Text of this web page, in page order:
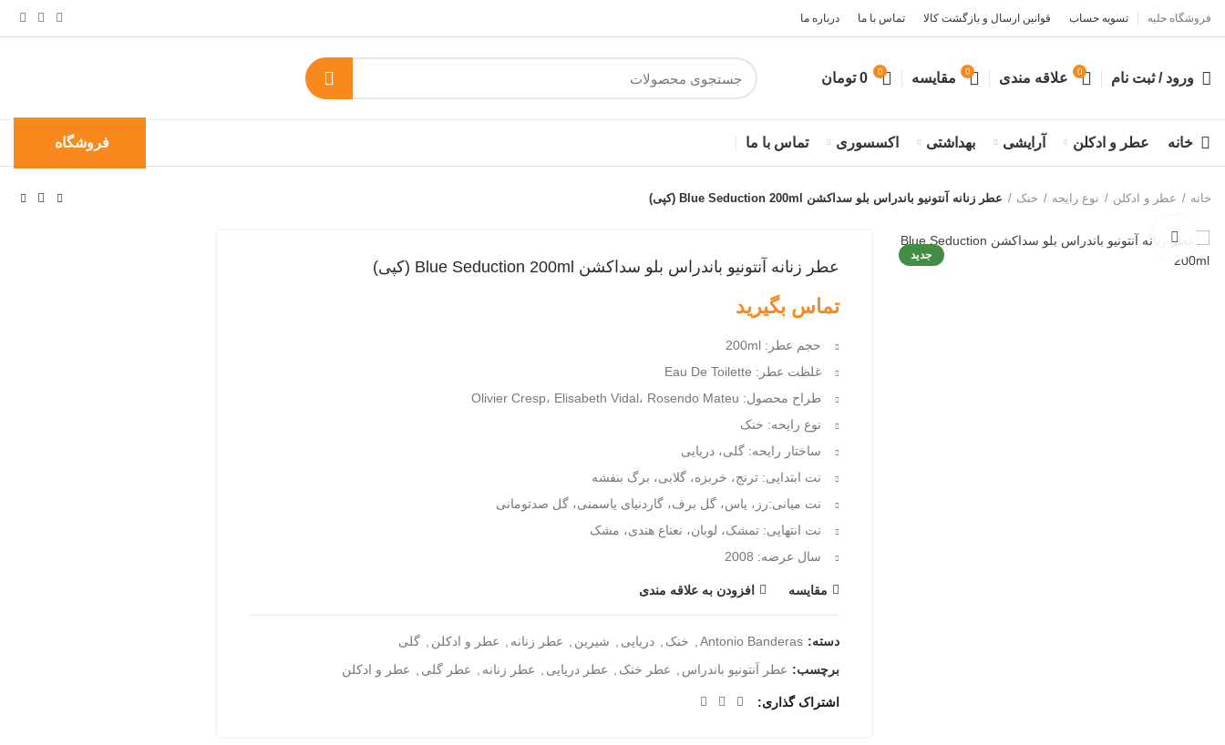
فروشگاه حلیه تسویه حساب قوانین ارسال و بازگشت کالا تماس با ما درباره ما
ورود / ثبت نام 0 علاقه مندی 0 مقایسه 0
0 تومان
خانه عطر و ادکلن آرایشی بهداشتی اکسسوری تماس با ما فروشگاه
خانه عطر و ادکلن نوع رایحه خنک عطر زنانه آنتونیو باندراس بلو سداکشن Blue Seduction 200ml (کپی)
جدید
بزرگنمایی تصویر
عطر زنانه آنتونیو باندراس بلو سداکشن Blue Seduction 200ml (کپی)
تماس بگیرید
حجم عطر: 200ml
غلظت عطر: Eau De Toilette
طراح محصول: Olivier Cresp، Elisabeth Vidal، Rosendo Mateu
نوع رایحه: خنک
ساختار رایحه: گلی، دریایی
نت ابتدایی: ترنج، خربزه، گلابی، برگ بنفشه
نت میانی:رز، یاس، گل برف، گاردنیای یاسمنی، گل صدتومانی
نت انتهایی: تمشک، لوبان، نعناع هندی، مشک
سال عرضه: 2008
مقایسه افزودن به علاقه مندی
دسته: Antonio Banderas خنک دریایی شیرین عطر زنانه عطر و ادکلن
گلی
برچسب: عطر آنتونیو باندراس عطر خنک عطر دریایی عطر زنانه عطر گلی عطر و ادکلن
اشتراک گذاری